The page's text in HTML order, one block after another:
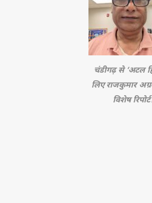
चंडीगढ़ से ‘अटल
लिए राजकुमार
विशेष